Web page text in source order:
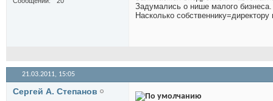
Задумались о нише малого бизнеса.
Насколько
21.03.2011, 15:05
Сергей А. Степанов